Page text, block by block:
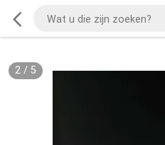
2/ 5